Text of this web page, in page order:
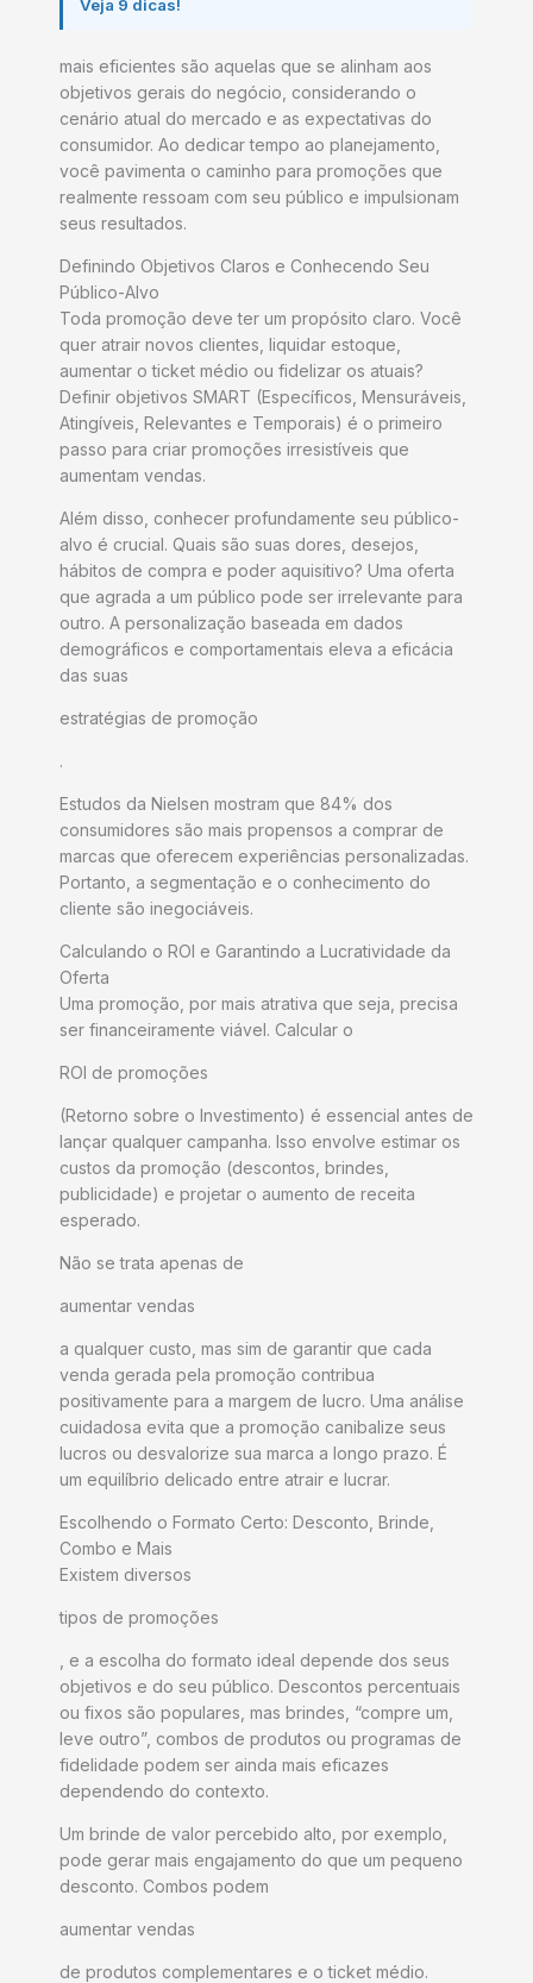
Veja 9 dicas!
mais eficientes são aquelas que se alinham aos
objetivos gerais do negócio, considerando o
cenário atual do mercado e as expectativas do
consumidor. Ao dedicar tempo ao planejamento,
você pavimenta o caminho para promoções que
realmente ressoam com seu público e impulsionam
seus resultados.
Definindo Objetivos Claros e Conhecendo Seu
Público-Alvo
Toda promoção deve ter um propósito claro. Você
quer atrair novos clientes, liquidar estoque,
aumentar o ticket médio ou fidelizar os atuais?
Definir objetivos SMART (Específicos, Mensuráveis,
Atingíveis, Relevantes e Temporais) é o primeiro
passo para criar promoções irresistíveis que
aumentam vendas.
Além disso, conhecer profundamente seu público-
alvo é crucial. Quais são suas dores, desejos,
hábitos de compra e poder aquisitivo? Uma oferta
que agrada a um público pode ser irrelevante para
outro. A personalização baseada em dados
demográficos e comportamentais eleva a eficácia
das suas
estratégias de promoção
.
Estudos da Nielsen mostram que 84% dos
consumidores são mais propensos a comprar de
marcas que oferecem experiências personalizadas.
Portanto, a segmentação e o conhecimento do
cliente são inegociáveis.
Calculando o ROI e Garantindo a Lucratividade da
Oferta
Uma promoção, por mais atrativa que seja, precisa
ser financeiramente viável. Calcular o
ROI de promoções
(Retorno sobre o Investimento) é essencial antes de
lançar qualquer campanha. Isso envolve estimar os
custos da promoção (descontos, brindes,
publicidade) e projetar o aumento de receita
esperado.
Não se trata apenas de
aumentar vendas
a qualquer custo, mas sim de garantir que cada
venda gerada pela promoção contribua
positivamente para a margem de lucro. Uma análise
cuidadosa evita que a promoção canibalize seus
lucros ou desvalorize sua marca a longo prazo. É
um equilíbrio delicado entre atrair e lucrar.
Escolhendo o Formato Certo: Desconto, Brinde,
Combo e Mais
Existem diversos
tipos de promoções
, e a escolha do formato ideal depende dos seus
objetivos e do seu público. Descontos percentuais
ou fixos são populares, mas brindes, “compre um,
leve outro”, combos de produtos ou programas de
fidelidade podem ser ainda mais eficazes
dependendo do contexto.
Um brinde de valor percebido alto, por exemplo,
pode gerar mais engajamento do que um pequeno
desconto. Combos podem
aumentar vendas
de produtos complementares e o ticket médio.